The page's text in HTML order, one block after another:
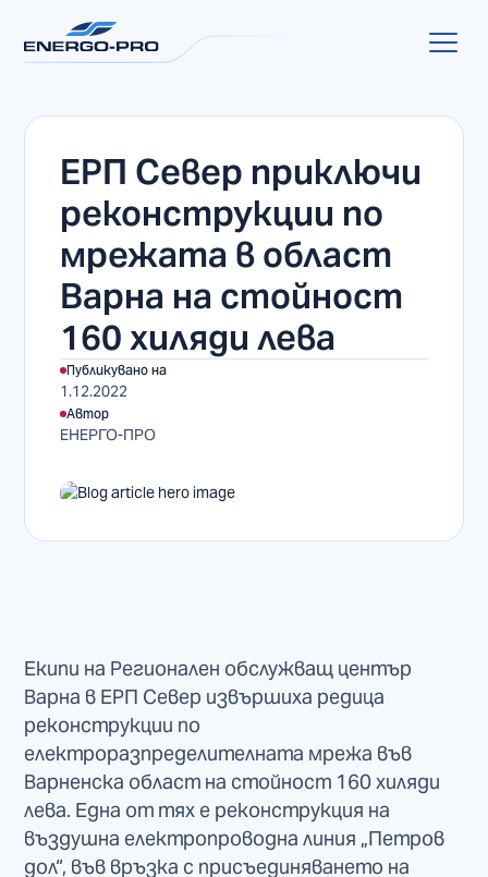
ЕРП Север приключи
реконструкции по
мрежата в област
Варна на стойност
160 хиляди лева
Публикувано на
1.12.2022
Автор
ЕНЕРГО-ПРО
Екипи на Регионален обслужващ център
Варна в ЕРП Север извършиха редица
реконструкции по
електроразпределителната мрежа във
Варненска област на стойност 160 хиляди
лева. Една от тях е реконструкция на
въздушна електропроводна линия „Петров
дол“, във връзка с присъединяването на